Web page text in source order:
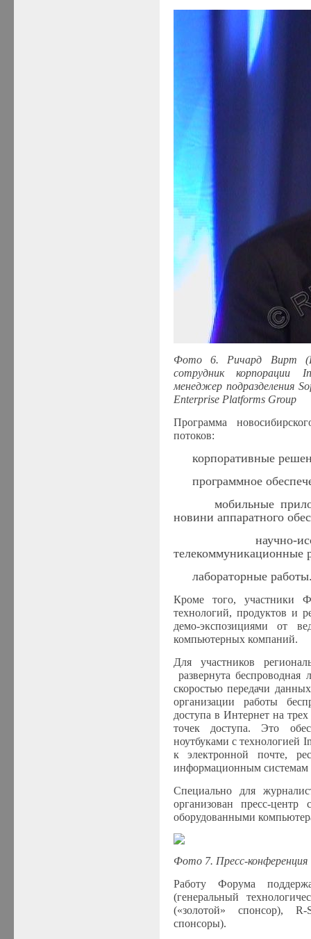
Фото 6. Ричард Вирт (
сотрудник корпорации
менеджер подразделения
Enterprise Platforms Group
Программа
потоков:
корпоративные
программное
мобильные
новини аппаратного
научно-
телекоммуникационные
лабораторные
Кроме того, участники
технологий, продуктов и
демо-экспозициями от
компьютерных компаний.
Для участников
развернута беспроводная
скоростью передачи
организации работы
доступа в Интернет на
точек доступа. Это
ноутбуками с технологией
к электронной почте,
информационным
Специально для
организован пресс-
оборудованными
Фото 7. Пресс-конференция
Работу Форума
(генеральный
(«золотой» спонсор), R-
спонсоры).